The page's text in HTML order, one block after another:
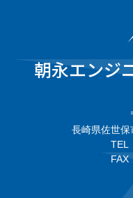
朝永エンジ
長崎県佐世保
TEL
FAX